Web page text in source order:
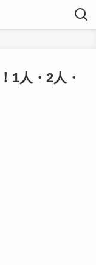
1人・2人・